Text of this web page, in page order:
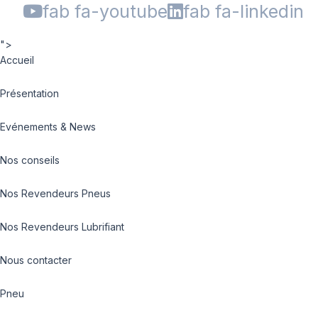
fab fa-youtube
fab fa-linkedin
">
Accueil
Présentation
Evénements & News
Nos conseils
Nos Revendeurs Pneus
Nos Revendeurs Lubrifiant
Nous contacter
Pneu